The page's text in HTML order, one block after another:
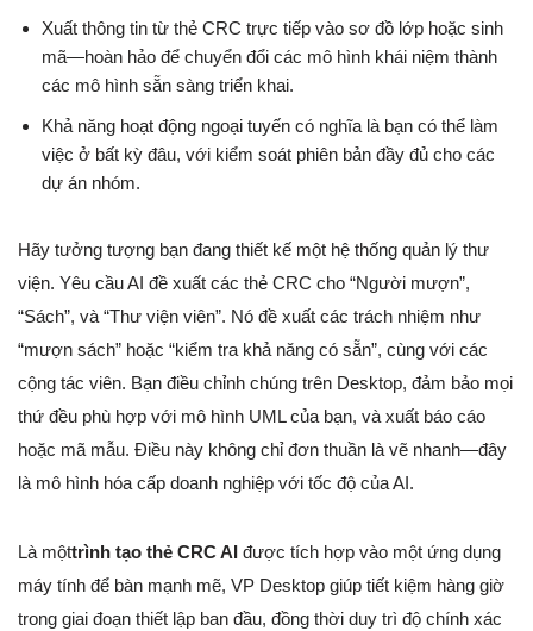
Xuất thông tin từ thẻ CRC trực tiếp vào sơ đồ lớp hoặc sinh
mã—hoàn hảo để chuyển đổi các mô hình khái niệm thành
các mô hình sẵn sàng triển khai.
Khả năng hoạt động ngoại tuyến có nghĩa là bạn có thể làm
việc ở bất kỳ đâu, với kiểm soát phiên bản đầy đủ cho các
dự án nhóm.
Hãy tưởng tượng bạn đang thiết kế một hệ thống quản lý thư
viện. Yêu cầu AI đề xuất các thẻ CRC cho “Người mượn”,
“Sách”, và “Thư viện viên”. Nó đề xuất các trách nhiệm như
“mượn sách” hoặc “kiểm tra khả năng có sẵn”, cùng với các
cộng tác viên. Bạn điều chỉnh chúng trên Desktop, đảm bảo mọi
thứ đều phù hợp với mô hình UML của bạn, và xuất báo cáo
hoặc mã mẫu. Điều này không chỉ đơn thuần là vẽ nhanh—đây
là mô hình hóa cấp doanh nghiệp với tốc độ của AI.
Là mộttrình tạo thẻ CRC AI được tích hợp vào một ứng dụng
máy tính để bàn mạnh mẽ, VP Desktop giúp tiết kiệm hàng giờ
trong giai đoạn thiết lập ban đầu, đồng thời duy trì độ chính xác